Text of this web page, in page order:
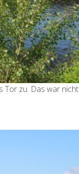
Tor zu. Das war nicht